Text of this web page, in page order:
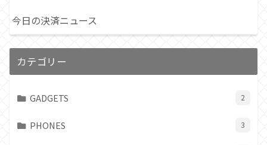
今日の決済ニュース
カテゴリー
GADGETS 2
PHONES 3